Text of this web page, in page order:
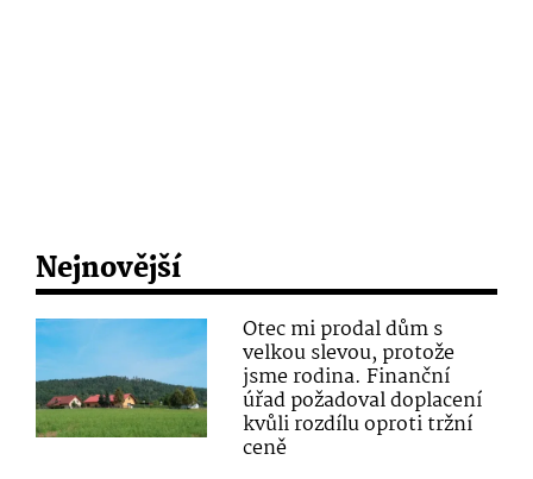
Nejnovější
Otec mi prodal dům s
velkou slevou, protože
jsme rodina. Finanční
úřad požadoval doplacení
kvůli rozdílu oproti tržní
ceně